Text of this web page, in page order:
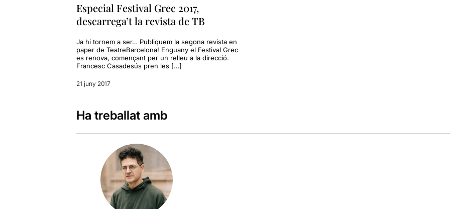
Especial Festival Grec 2017,
descarrega’t la revista de TB
Ja hi tornem a ser… Publiquem la segona revista en
paper de TeatreBarcelona! Enguany el Festival Grec
es renova, començant per un relleu a la direcció.
Francesc Casadesús pren les […]
21 juny 2017
Ha treballat amb